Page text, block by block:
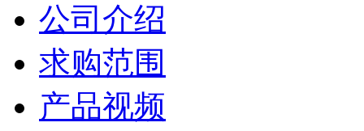
公司介绍
求购范围
产品视频